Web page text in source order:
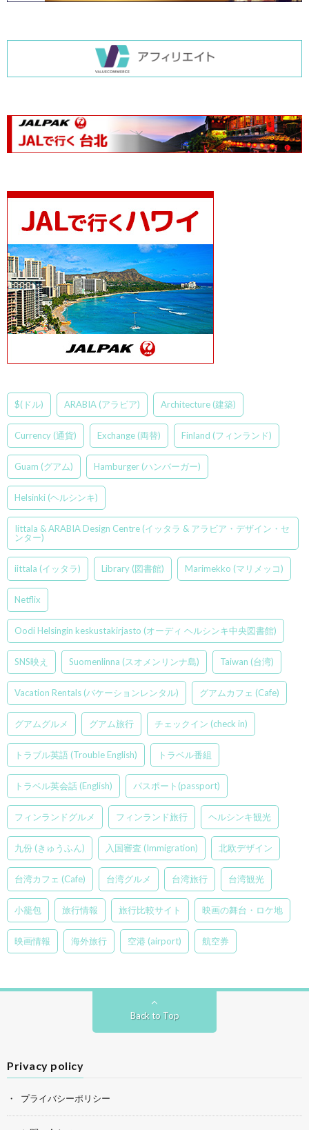
$(ドル) ARABIA (アラビア) Architecture (建築)
Currency (通貨) Exchange (両替) Finland (フィンランド)
Guam (グアム) Hamburger (ハンバーガー)
Helsinki (ヘルシンキ)
Iittala & ARABIA Design Centre (イッタラ & アラビア・デザイン・セ
ンター)
iittala (イッタラ) Library (図書館) Marimekko (マリメッコ)
Netflix
Oodi Helsingin keskustakirjasto (オーディ ヘルシンキ中央図書館)
SNS映え Suomenlinna (スオメンリンナ島) Taiwan (台湾)
Vacation Rentals (バケーションレンタル) グアムカフェ (Cafe)
グアムグルメ グアム旅行 チェックイン (check in)
トラブル英語 (Trouble English) トラベル番組
トラベル英会話 (English) パスポート(passport)
フィンランドグルメ フィンランド旅行 ヘルシンキ観光
九份 (きゅうふん) 入国審査 (Immigration) 北欧デザイン
台湾カフェ (Cafe) 台湾グルメ 台湾旅行 台湾観光
小籠包 旅行情報 旅行比較サイト 映画の舞台・ロケ地
映画情報 海外旅行 空港 (airport) 航空券
Back to Top
Privacy policy
プライバシーポリシー